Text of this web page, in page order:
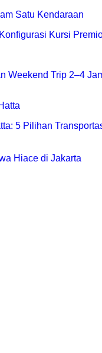
Kursi
Weekend Trip 2–4
5 Pilihan